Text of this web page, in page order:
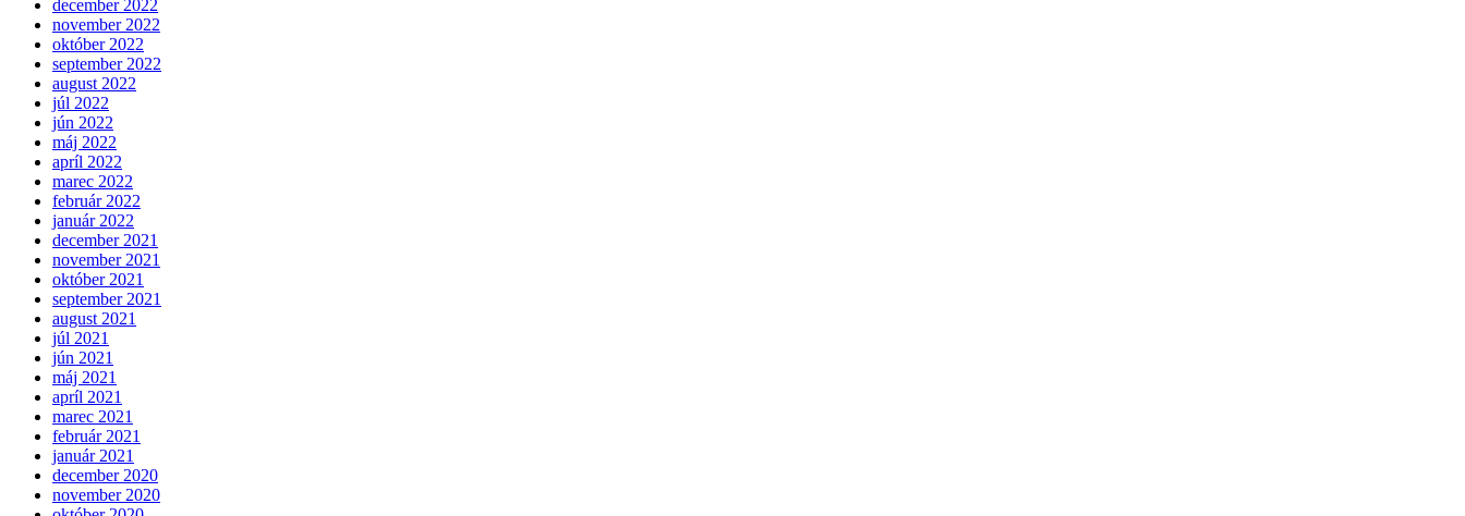
december 2022
november 2022
október 2022
september 2022
august 2022
júl 2022
jún 2022
máj 2022
apríl 2022
marec 2022
február 2022
január 2022
december 2021
november 2021
október 2021
september 2021
august 2021
júl 2021
jún 2021
máj 2021
apríl 2021
marec 2021
február 2021
január 2021
december 2020
november 2020